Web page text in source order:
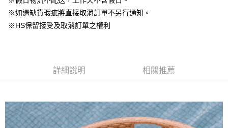
台灣樂天信用卡公司
台新國際商業銀行
台灣樂天信用卡公司
玉山商業銀行
星展（台灣）商業銀行
台新國際商業銀行
遠東國際商業銀行
永豐商業銀行
玉山商業銀行
星展（台灣）商業銀行
大哥付你分期
相關說明
流程，驗證手機門號後，選擇欲分期的期數、繳款截止日，確認付款後即完
消。如遇「轉專審核」未通過狀況，表示未達大哥付你分期系統評分，恕無
法說明評估內容。
【繳款方式說明】
【關於「AFTEE先享後付」】
１．簡單：不需註冊會員、不需綁卡、不需儲值。
２．便利：只要手機號碼，簡訊認證，即可結帳。
３．安心：先確認商品／服務後，再付款。
運送方式
付款後全家取貨
※如遇缺貨瑕疵將直接取消訂單不另行通知。
※HS保留接受及取消訂單之權利
詳細說明 相關推薦